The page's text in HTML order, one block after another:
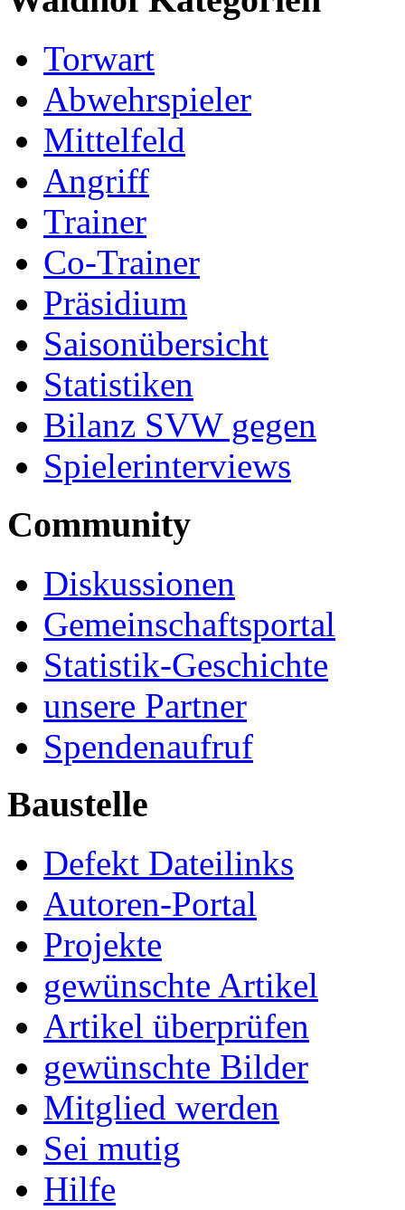
Torwart
Abwehrspieler
Mittelfeld
Angriff
Trainer
Co-Trainer
Präsidium
Saisonübersicht
Statistiken
Bilanz SVW gegen
Spielerinterviews
Community
Diskussionen
Gemeinschaftsportal
Statistik-Geschichte
unsere Partner
Spendenaufruf
Baustelle
Defekt Dateilinks
Autoren-Portal
Projekte
gewünschte Artikel
Artikel überprüfen
gewünschte Bilder
Mitglied werden
Sei mutig
Hilfe